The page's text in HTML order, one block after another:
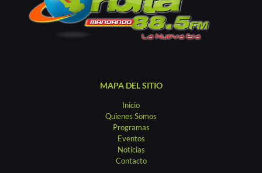
MAPA DEL SITIO
Inicio
Quienes Somos
Programas
Eventos
Noticias
Contacto